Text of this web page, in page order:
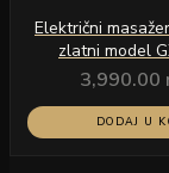
Električni
zlatni model
3,990.00
DODAJ U